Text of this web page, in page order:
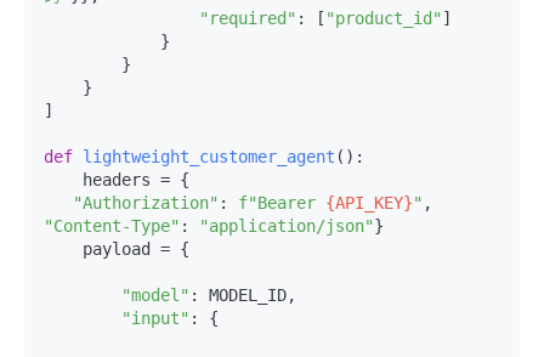
"required" : [ "product_id" ]
]
def lightweight_customer_agent ():
"Authorization" : f"Bearer {API_KEY}"
"Content-Type" : "application/json"}
"model" : MODEL_ID,
"input" : {